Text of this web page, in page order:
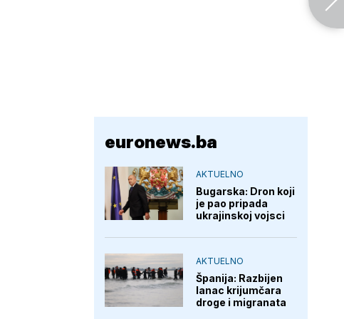
euronews.ba
AKTUELNO
Bugarska: Dron koji
je pao pripada
ukrajinskoj vojsci
AKTUELNO
Španija: Razbijen
lanac krijumčara
droge i migranata